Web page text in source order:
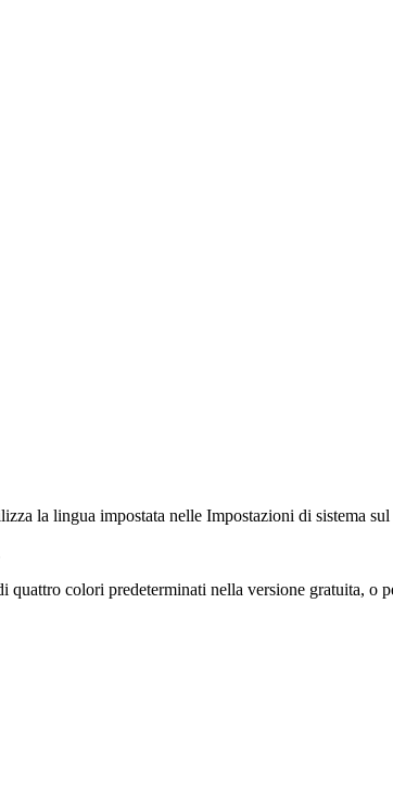
la lingua impostata nelle Impostazioni di sistema
colori predeterminati nella versione gratuita, o